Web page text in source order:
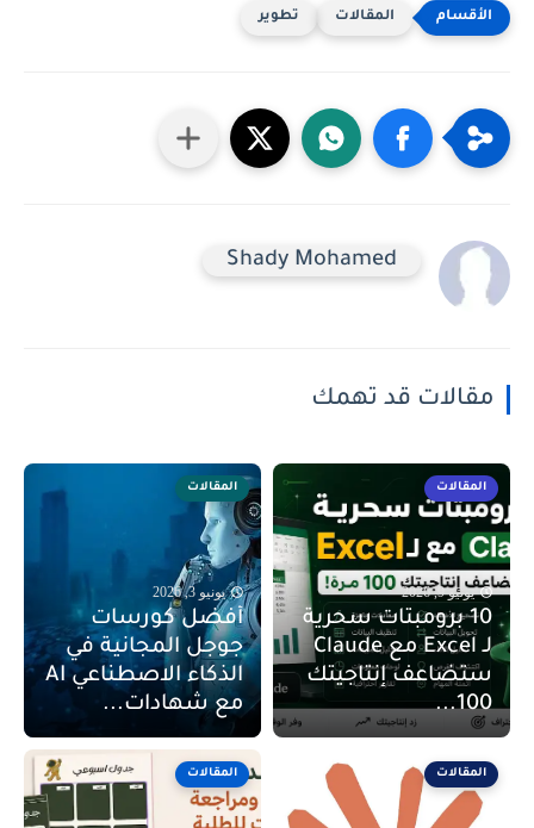
المقالات تطوير
Shady Mohamed
مقالات قد تهمك
المقالات
يونيو 9, 2026
10 برومبتات سحرية
لـ Excel مع Claude
ستضاعف إنتاجيتك
100...
المقالات
يونيو 3, 2026
أفضل كورسات
جوجل المجانية في
الذكاء الاصطناعي AI
مع شهادات...
المقالات المقالات